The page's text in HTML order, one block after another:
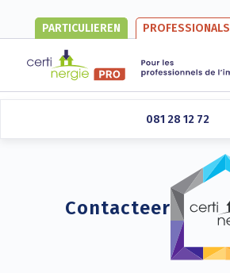
PARTICULIEREN PROFESSIONALS
Se connecter
081 28 12 72
Contacteer